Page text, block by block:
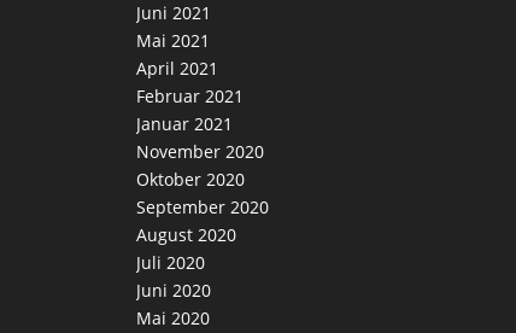
Juni 2021
Mai 2021
April 2021
Februar 2021
Januar 2021
November 2020
Oktober 2020
September 2020
August 2020
Juli 2020
Juni 2020
Mai 2020